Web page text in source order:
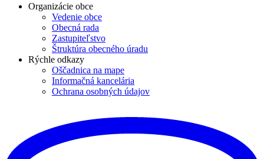
Organizácie obce
Vedenie obce
Obecná rada
Zastupiteľstvo
Štruktúra obecného úradu
Rýchle odkazy
Oščadnica na mape
Informačná kancelária
Ochrana osobných údajov